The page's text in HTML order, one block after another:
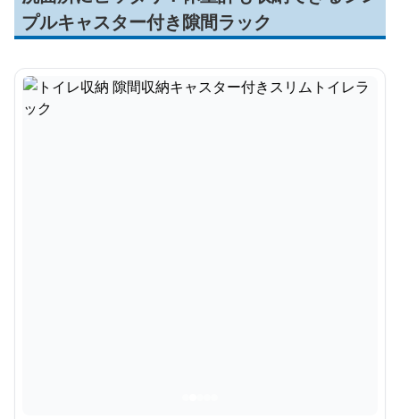
プルキャスター付き隙間ラック